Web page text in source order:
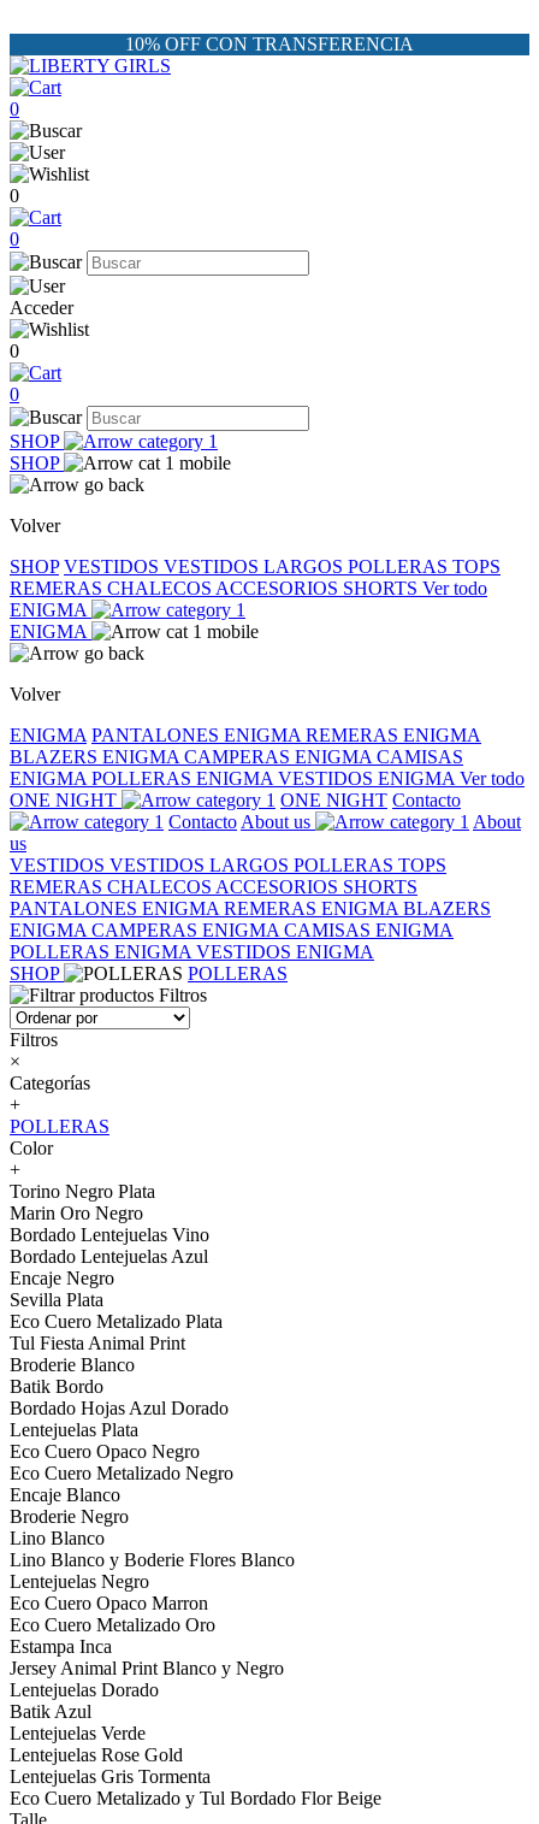
10% OFF CON TRANSFERENCIA
0
0
0
Acceder
0
0
SHOP
SHOP
Volver
SHOP VESTIDOS VESTIDOS LARGOS POLLERAS TOPS
REMERAS CHALECOS ACCESORIOS SHORTS Ver todo
ENIGMA
ENIGMA
Volver
ENIGMA PANTALONES ENIGMA REMERAS ENIGMA
BLAZERS ENIGMA CAMPERAS ENIGMA CAMISAS
ENIGMA POLLERAS ENIGMA VESTIDOS ENIGMA Ver todo
ONE NIGHT
ONE NIGHT Contacto
Contacto About us
About
us
VESTIDOS VESTIDOS LARGOS POLLERAS TOPS
REMERAS CHALECOS ACCESORIOS SHORTS
PANTALONES ENIGMA REMERAS ENIGMA BLAZERS
ENIGMA CAMPERAS ENIGMA CAMISAS ENIGMA
POLLERAS ENIGMA VESTIDOS ENIGMA
SHOP
POLLERAS
Filtros
Filtros
×
Categorías
+
POLLERAS
Color
+
Torino Negro Plata
Marin Oro Negro
Bordado Lentejuelas Vino
Bordado Lentejuelas Azul
Encaje Negro
Sevilla Plata
Eco Cuero Metalizado Plata
Tul Fiesta Animal Print
Broderie Blanco
Batik Bordo
Bordado Hojas Azul Dorado
Lentejuelas Plata
Eco Cuero Opaco Negro
Eco Cuero Metalizado Negro
Encaje Blanco
Broderie Negro
Lino Blanco
Lino Blanco y Boderie Flores Blanco
Lentejuelas Negro
Eco Cuero Opaco Marron
Eco Cuero Metalizado Oro
Estampa Inca
Jersey Animal Print Blanco y Negro
Lentejuelas Dorado
Batik Azul
Lentejuelas Verde
Lentejuelas Rose Gold
Lentejuelas Gris Tormenta
Eco Cuero Metalizado y Tul Bordado Flor Beige
Talle